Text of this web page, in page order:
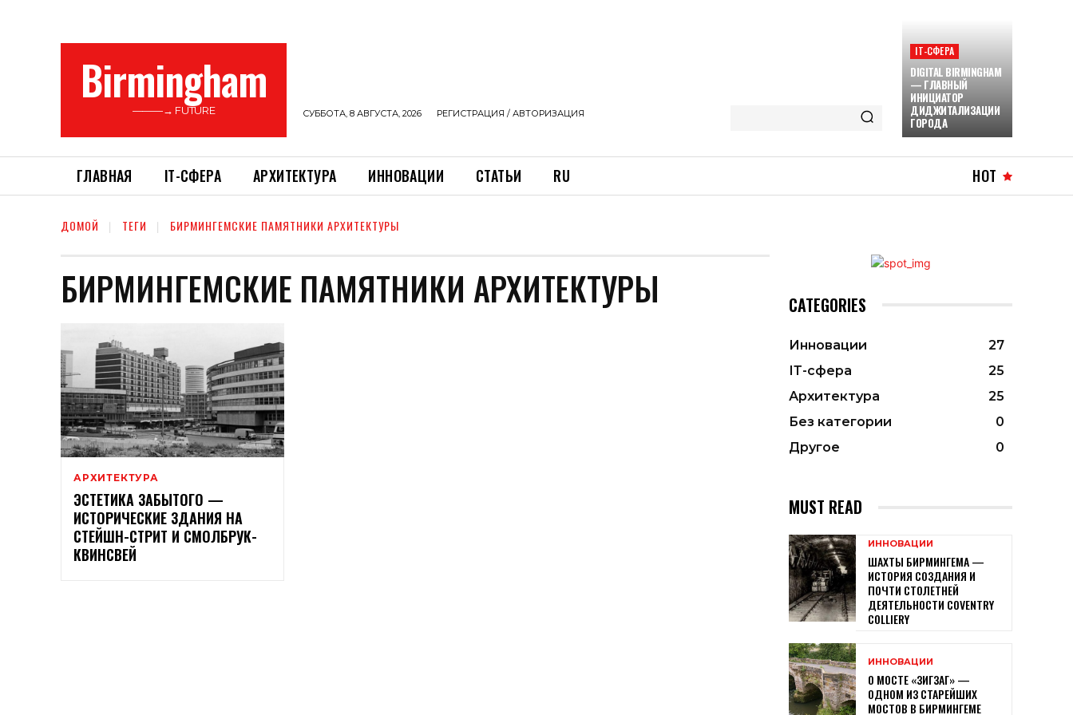
Birmingham
———→ FUTURE СУББОТА, 8 АВГУСТА, 2026 РЕГИСТРАЦИЯ / АВТОРИЗАЦИЯ
ІТ-СФЕРА
DIGITAL BIRMINGHAM
— ГЛАВНЫЙ
ИНИЦИАТОР
ДИДЖИТАЛИЗАЦИИ
ГОРОДА
ГЛАВНАЯ ІТ-СФЕРА АРХИТЕКТУРА ИННОВАЦИИ СТАТЬИ RU HOT
ДОМОЙ ТЕГИ БИРМИНГЕМСКИЕ ПАМЯТНИКИ АРХИТЕКТУРЫ
БИРМИНГЕМСКИЕ ПАМЯТНИКИ АРХИТЕКТУРЫ
АРХИТЕКТУРА
ЭСТЕТИКА ЗАБЫТОГО —
ИСТОРИЧЕСКИЕ ЗДАНИЯ НА
СТЕЙШН-СТРИТ И СМОЛБРУК-
КВИНСВЕЙ
CATEGORIES
Инновации
27
ІТ-сфера
25
Архитектура
25
Без категории
0
Другое
0
MUST READ
ИННОВАЦИИ
ШАХТЫ БИРМИНГЕМА —
ИСТОРИЯ СОЗДАНИЯ И
ПОЧТИ СТОЛЕТНЕЙ
ДЕЯТЕЛЬНОСТИ COVENTRY
COLLIERY
ИННОВАЦИИ
О МОСТЕ «ЗИГЗАГ» —
ОДНОМ ИЗ СТАРЕЙШИХ
МОСТОВ В БИРМИНГЕМЕ